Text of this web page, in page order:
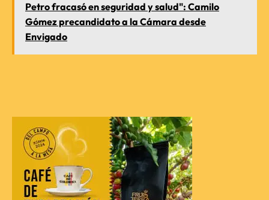
Petro fracasó en seguridad y salud": Camilo
Gómez precandidato a la Cámara desde
Envigado